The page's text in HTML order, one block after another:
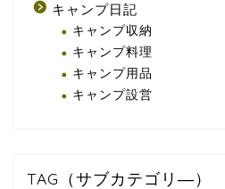
キャンプ日記
キャンプ収納
キャンプ料理
キャンプ用品
キャンプ設営
TAG（サブカテゴリ―）